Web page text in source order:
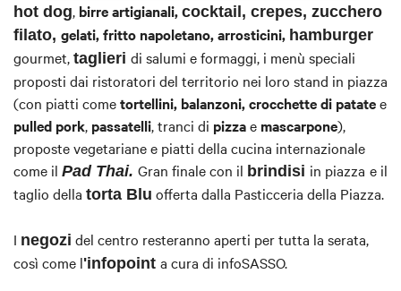
hot dog, birre artigianali, cocktail, crepes, zucchero
filato, gelati, fritto napoletano, arrosticini, hamburger
gourmet, taglieri di salumi e formaggi, i menù speciali
proposti dai ristoratori del territorio nei loro stand in piazza
(con piatti cometortellini, balanzoni, crocchette di patatee
pulled pork, passatelli, tranci di pizzae mascarpone),
proposte vegetariane e piatti della cucina internazionale
come il Pad Thai. Gran finale con il brindisi in piazza e il
taglio della torta Blu offerta dalla Pasticceria della Piazza.
I negozi del centro resteranno aperti per tutta la serata,
così come l'infopoint a cura di infoSASSO.